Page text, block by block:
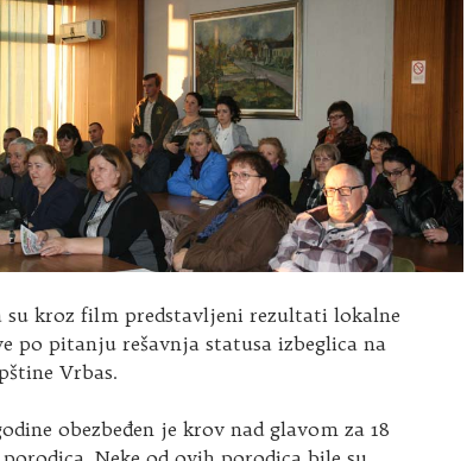
su kroz film predstavljeni rezultati lokalne
po pitanju rešavnja statusa izbeglica na
Vrbas.
obezbeđen je krov nad glavom za 18